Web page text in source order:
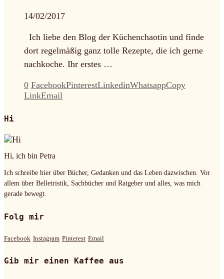
14/02/2017
Ich liebe den Blog der Küchenchaotin und finde
dort regelmäßig ganz tolle Rezepte, die ich gerne
nachkoche. Ihr erstes …
0 FacebookPinterestLinkedinWhatsappCopy
LinkEmail
Hi
Hi, ich bin Petra
Ich schreibe hier über Bücher, Gedanken und das Leben dazwischen. Vor
allem über Belletristik, Sachbücher und Ratgeber und alles, was mich
gerade bewegt.
Folg mir
Facebook Instagram Pinterest Email
Gib mir einen Kaffee aus